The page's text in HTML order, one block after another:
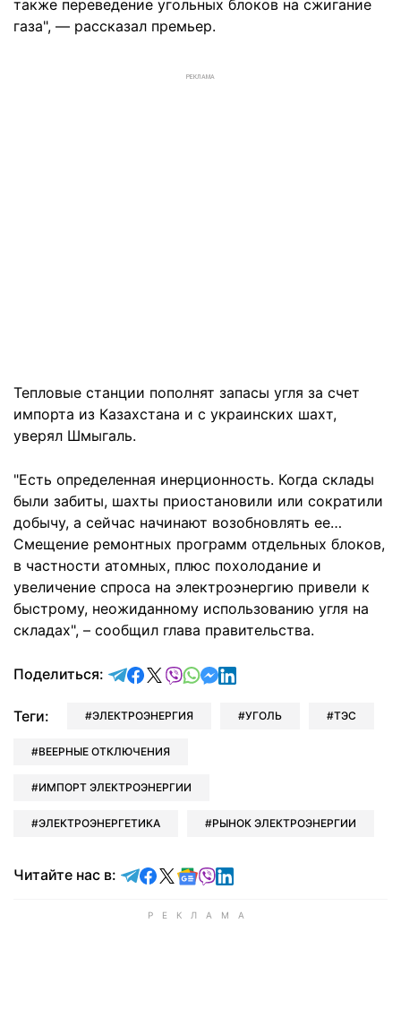
также переведение угольных блоков на сжигание
газа", — рассказал премьер.
РЕКЛАМА
Тепловые станции пополнят запасы угля за счет
импорта из Казахстана и с украинских шахт,
уверял Шмыгаль.
"Есть определенная инерционность. Когда склады
были забиты, шахты приостановили или сократили
добычу, а сейчас начинают возобновлять ее…
Смещение ремонтных программ отдельных блоков,
в частности атомных, плюс похолодание и
увеличение спроса на электроэнергию привели к
быстрому, неожиданному использованию угля на
складах", – сообщил глава правительства.
Поделиться: отправить в Telegram
поделиться в Facebook
поделиться в X
отправить в Viber
отправить в Whatsapp
отправить в Messenger
отправить в LinkedIn
Теги: ЭЛЕКТРОЭНЕРГИЯ УГОЛЬ ТЭС
ВЕЕРНЫЕ ОТКЛЮЧЕНИЯ
ИМПОРТ ЭЛЕКТРОЭНЕРГИИ
ЭЛЕКТРОЭНЕРГЕТИКА РЫНОК ЭЛЕКТРОЭНЕРГИИ
Читайте нас в: Читайте в Telegram
Читайте в Facebook
Читайте в X
Читайте в Google news
Читайте в Viber
Читайте в LinkedIn